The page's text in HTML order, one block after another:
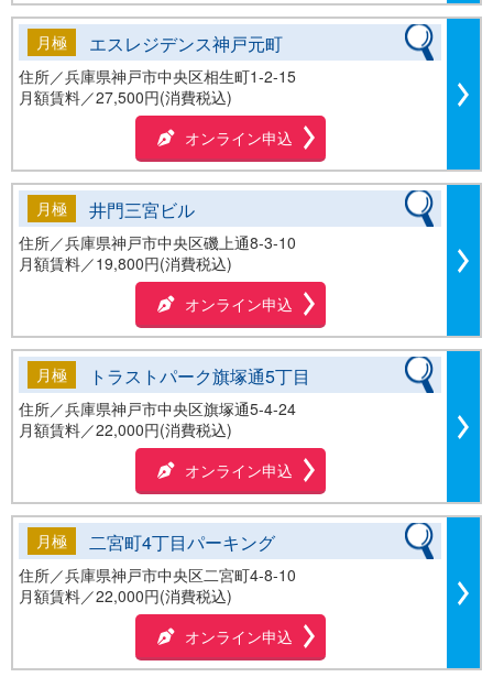
月極 エスレジデンス神戸元町
住所／兵庫県神戸市中央区相生町1-2-15
月額賃料／27,500円(消費税込)
オンライン申込
月極 井門三宮ビル
住所／兵庫県神戸市中央区磯上通8-3-10
月額賃料／19,800円(消費税込)
オンライン申込
月極 トラストパーク旗塚通5丁目
住所／兵庫県神戸市中央区旗塚通5-4-24
月額賃料／22,000円(消費税込)
オンライン申込
月極 二宮町4丁目パーキング
住所／兵庫県神戸市中央区二宮町4-8-10
月額賃料／22,000円(消費税込)
オンライン申込